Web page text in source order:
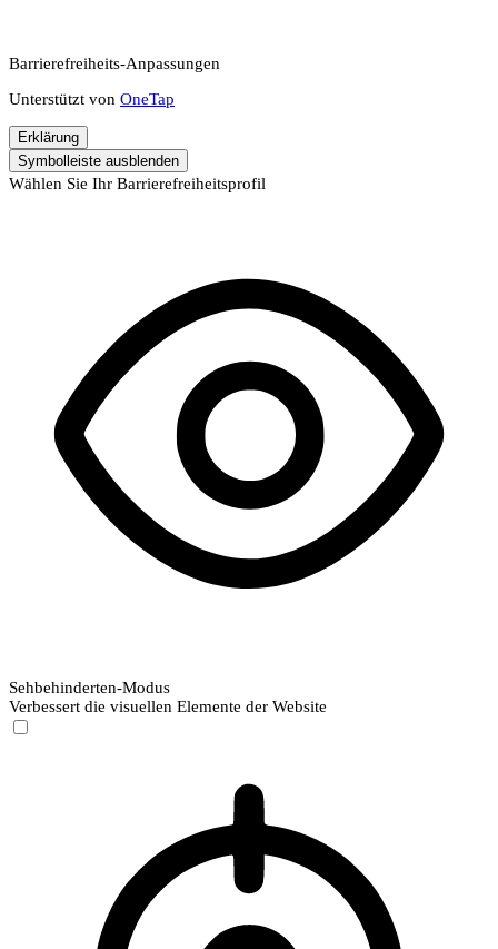
Barrierefreiheits-Anpassungen
Unterstützt von OneTap
Erklärung
Symbolleiste ausblenden
Wählen Sie Ihr Barrierefreiheitsprofil
Sehbehinderten-Modus
Verbessert die visuellen Elemente der Website